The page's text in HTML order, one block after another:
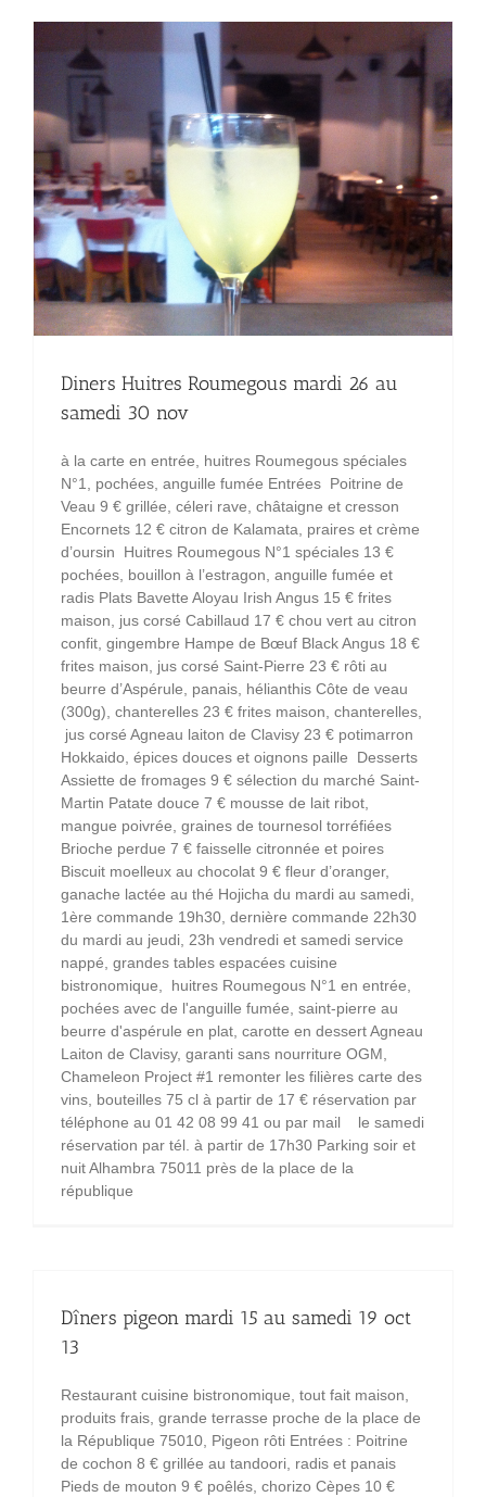
Diners Huitres Roumegous mardi 26 au
samedi 30 nov
à la carte en entrée, huitres Roumegous spéciales
N°1, pochées, anguille fumée Entrées Poitrine de
Veau 9 € grillée, céleri rave, châtaigne et cresson
Encornets 12 € citron de Kalamata, praires et crème
d’oursin Huitres Roumegous N°1 spéciales 13 €
pochées, bouillon à l’estragon, anguille fumée et
radis Plats Bavette Aloyau Irish Angus 15 € frites
maison, jus corsé Cabillaud 17 € chou vert au citron
confit, gingembre Hampe de Bœuf Black Angus 18 €
frites maison, jus corsé Saint-Pierre 23 € rôti au
beurre d’Aspérule, panais, hélianthis Côte de veau
(300g), chanterelles 23 € frites maison, chanterelles,
jus corsé Agneau laiton de Clavisy 23 € potimarron
Hokkaido, épices douces et oignons paille Desserts
Assiette de fromages 9 € sélection du marché Saint-
Martin Patate douce 7 € mousse de lait ribot,
mangue poivrée, graines de tournesol torréfiées
Brioche perdue 7 € faisselle citronnée et poires
Biscuit moelleux au chocolat 9 € fleur d’oranger,
ganache lactée au thé Hojicha du mardi au samedi,
1ère commande 19h30, dernière commande 22h30
du mardi au jeudi, 23h vendredi et samedi service
nappé, grandes tables espacées cuisine
bistronomique, huitres Roumegous N°1 en entrée,
pochées avec de l'anguille fumée, saint-pierre au
beurre d'aspérule en plat, carotte en dessert Agneau
Laiton de Clavisy, garanti sans nourriture OGM,
Chameleon Project #1 remonter les filières carte des
vins, bouteilles 75 cl à partir de 17 € réservation par
téléphone au 01 42 08 99 41 ou par mail le samedi
réservation par tél. à partir de 17h30 Parking soir et
nuit Alhambra 75011 près de la place de la
république
Dîners pigeon mardi 15 au samedi 19 oct
13
Restaurant cuisine bistronomique, tout fait maison,
produits frais, grande terrasse proche de la place de
la République 75010, Pigeon rôti Entrées : Poitrine
de cochon 8 € grillée au tandoori, radis et panais
Pieds de mouton 9 € poêlés, chorizo Cèpes 10 €